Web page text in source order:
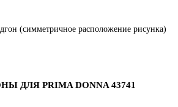
(симметричное расположение рисунка)
PRIMA DONNA 43741